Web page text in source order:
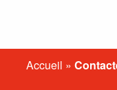
Accueil »